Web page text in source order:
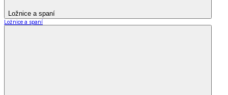
Ložnice a spaní
Ložnice a spaní